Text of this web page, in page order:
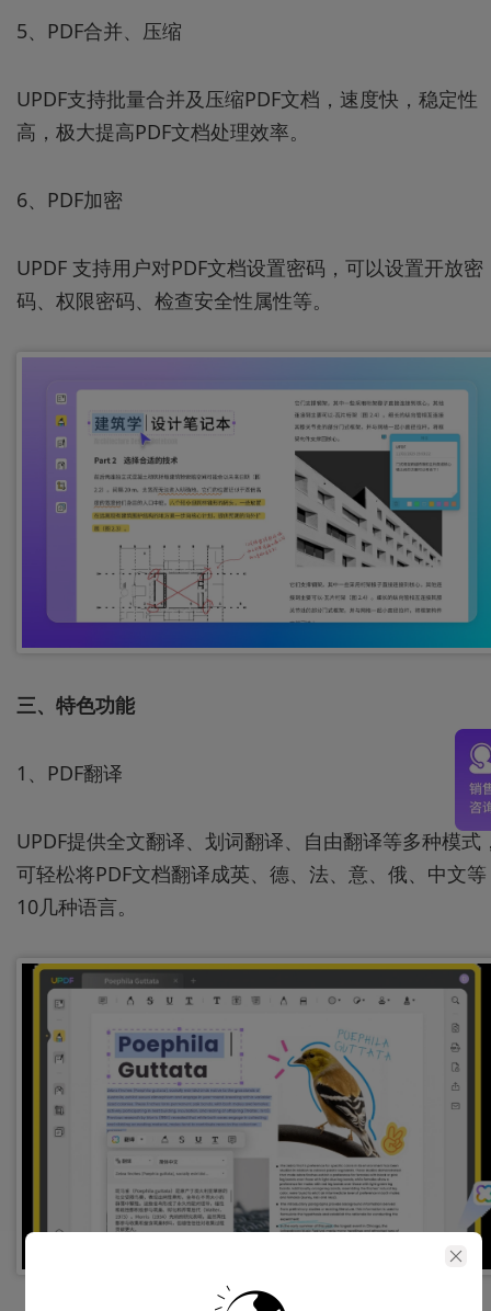
5、PDF合并、压缩
UPDF支持批量合并及压缩PDF文档，速度快，稳定性
高，极大提高PDF文档处理效率。
6、PDF加密
UPDF 支持用户对PDF文档设置密码，可以设置开放密
码、权限密码、检查安全性属性等。
三、特色功能
1、PDF翻译
UPDF提供全文翻译、划词翻译、自由翻译等多种模式
可轻松将PDF文档翻译成英、德、法、意、俄、中文等
10几种语言。